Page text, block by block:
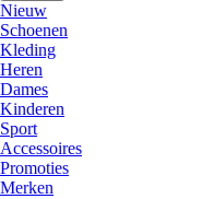
Nieuw
Schoenen
Kleding
Heren
Dames
Kinderen
Sport
Accessoires
Promoties
Merken